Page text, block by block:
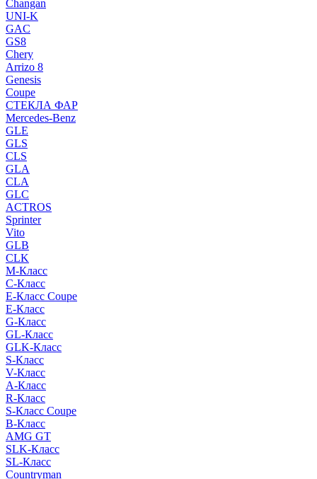
Changan
UNI-K
GAC
GS8
Chery
Arrizo 8
Genesis
Coupe
СТЕКЛА ФАР
Mercedes-Benz
GLE
GLS
CLS
GLA
CLA
GLC
ACTROS
Sprinter
Vito
GLB
CLK
M-Класс
C-Класс
E-Класс Coupe
E-Класс
G-Класс
GL-Класс
GLK-Класс
S-Класс
V-Класс
A-Класс
R-Класс
S-Класс Сoupe
B-Класс
AMG GT
SLK-Класс
SL-Класс
Countryman